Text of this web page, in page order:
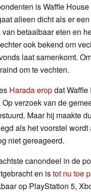
is Waffle
alleen dicht als er
betaalbaar eten en
ook bekend om
laat samenkomt.
om te vechten.
Harada eropdat
Op verzoek van de
Maar hij maakte
als het voorstel
niet gereageerd.
canondeel in de
en istot nu toe
op PlayStation 5,